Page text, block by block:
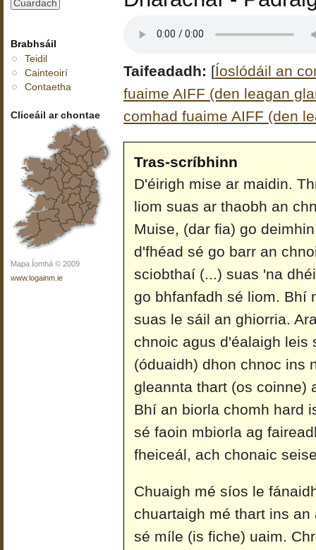
Brabhsáil
Teidil
Cainteoirí
Contaetha
Cliceáil ar chontae
Mapa Íomhá © 2009
www.logainm.ie
Taifeadadh: [Íoslódáil an
fuaime AIFF (den leagan
comhad fuaime AIFF (den
Tras-scríbhinn
D'éirigh mise ar maidin.
liom suas ar thaobh an
Muise, (dar fia) go
d'fhéad sé go barr an
sciobthaí (...) suas 'na
go bhfanfadh sé liom. Bhí
suas le sáil an ghiorria.
chnoic agus d'éalaigh leis
(óduaidh) dhon chnoc ins
gleannta thart (os coinne)
Bhí an biorla chomh hard
sé faoin mbiorla ag
fheiceál, ach chonaic
Chuaigh mé síos le
chuartaigh mé thart ins
sé míle (is fiche) uaim.